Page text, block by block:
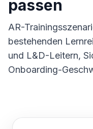
passen
AR-
bestehenden
und L&D-Leitern,
Onboarding-